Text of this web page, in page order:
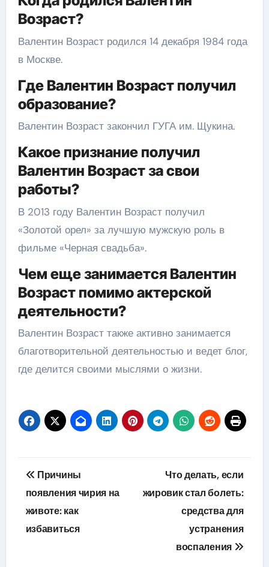
Возраст?
Валентин Возраст родился 14 декабря 1984 года
в Москве.
Где Валентин Возраст получил
образование?
Валентин Возраст закончил ГУГА им. Щукина.
Какое признание получил
Валентин Возраст за свои
работы?
В 2013 году Валентин Возраст получил
«Золотой орел» за лучшую мужскую роль в
фильме «Черная свадьба».
Чем еще занимается Валентин
Возраст помимо актерской
деятельности?
Валентин Возраст также активно занимается
благотворительной деятельностью и ведет блог,
где делится своими мыслями о жизни.
Навигация
по
записям
Причины
появления чирия на
животе: как
избавиться
Что делать, если
жировик стал болеть:
средства для
устранения
воспаления